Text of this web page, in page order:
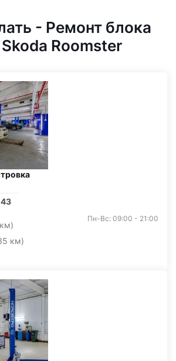
- Ремонт блока
Roomster
км)
Пн-Вс: 09:00 - 21:00